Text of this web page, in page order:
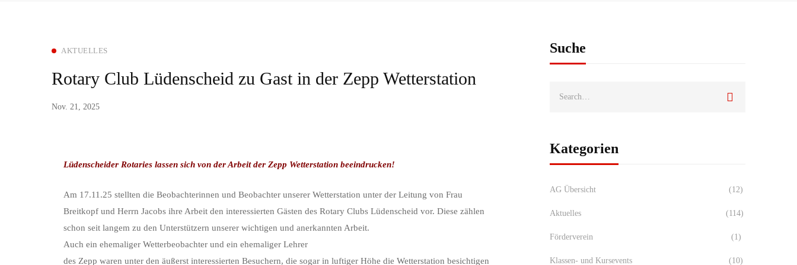
AKTUELLES
Rotary Club Lüdenscheid zu Gast in der Zepp Wetterstation
Nov. 21, 2025
Lüdenscheider Rotaries lassen sich von der Arbeit der Zepp Wetterstation beeindrucken!
Am 17.11.25 stellten die Beobachterinnen und Beobachter unserer Wetterstation unter der Leitung von Frau
Breitkopf und Herrn Jacobs ihre Arbeit den interessierten Gästen des Rotary Clubs Lüdenscheid vor. Diese zählen
schon seit langem zu den Unterstützern unserer wichtigen und anerkannten Arbeit.
Auch ein ehemaliger Wetterbeobachter und ein ehemaliger Lehrer
des Zepp waren unter den äußerst interessierten Besuchern, die sogar in luftiger Höhe die Wetterstation besichtigen
Suche
Kategorien
AG Übersicht (12)
Aktuelles (114)
Förderverein (1)
Klassen- und Kursevents (10)